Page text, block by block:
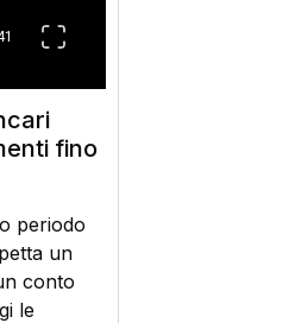
fino
periodo
un
conto
le